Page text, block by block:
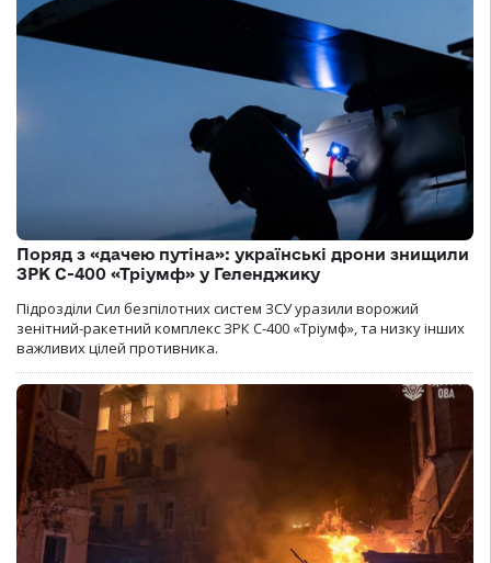
Поряд з «дачею путіна»: українські дрони знищили
ЗРК С-400 «Тріумф» у Геленджику
Підрозділи Сил безпілотних систем ЗСУ уразили ворожий
зенітний-ракетний комплекс ЗРК С-400 «Тріумф», та низку інших
важливих цілей противника.